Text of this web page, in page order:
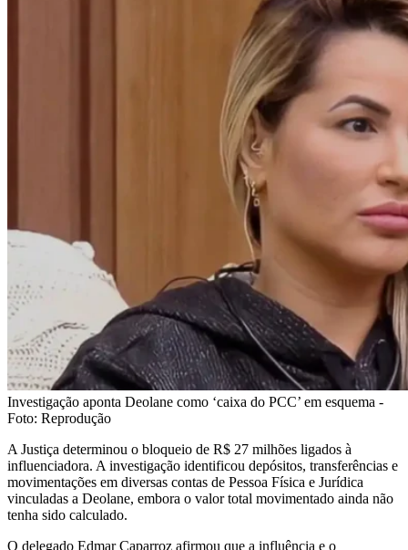
Investigação aponta Deolane como ‘caixa do PCC’ em esquema -
Foto: Reprodução
A Justiça determinou o bloqueio de R$ 27 milhões ligados à
influenciadora. A investigação identificou depósitos, transferências e
movimentações em diversas contas de Pessoa Física e Jurídica
vinculadas a Deolane, embora o valor total movimentado ainda não
tenha sido calculado.
O delegado Edmar Caparroz afirmou que a influência e o